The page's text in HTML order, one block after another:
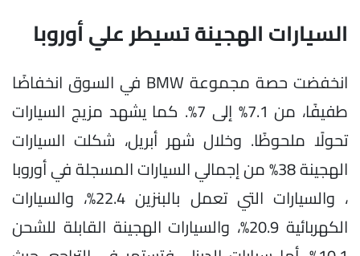
السيارات الهجينة تسيطر علي أوروبا
انخفضت حصة مجموعة BMW في السوق انخفاضًا
طفيفًا، من 7.1% إلى 7%. كما يشهد مزيج السيارات
تحولًا ملحوظًا. وخلال شهر أبريل، شكلت السيارات
الهجينة 38% من إجمالي السيارات المسجلة في أوروبا
، والسيارات التي تعمل بالبنزين 22.4%، والسيارات
الكهربائية 20.9%، والسيارات الهجينة القابلة للشحن